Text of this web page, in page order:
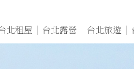
北租屋 台北露營 台北旅遊